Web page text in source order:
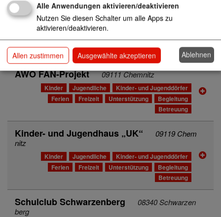
Außenwohngruppe der Kinder- und Jugend
hilfe Weißwasser 02943 Weißwasser
Kinder Jugendliche Unterstützung
Begleitung
Betreuung
AWO FAN-Projekt 09111 Chemnitz
Kinder Jugendliche
Kinder- und Jugenddörfer
Ferien
Freizeit Unterstützung
Begleitung
Betreuung
Kinder- und Jugendhaus „UK“
09119 Chem
nitz
Kinder Jugendliche
Kinder- und Jugenddörfer
Ferien
Freizeit Unterstützung
Begleitung
Betreuung
Schulclub Schwarzenberg
08340 Schwarzen
berg
Alle Anwendungen aktivieren/deaktivieren
Nutzen Sie diesen Schalter um alle Apps zu
aktivieren/deaktivieren.
Allen zustimmen Ausgewählte akzeptieren Ablehnen